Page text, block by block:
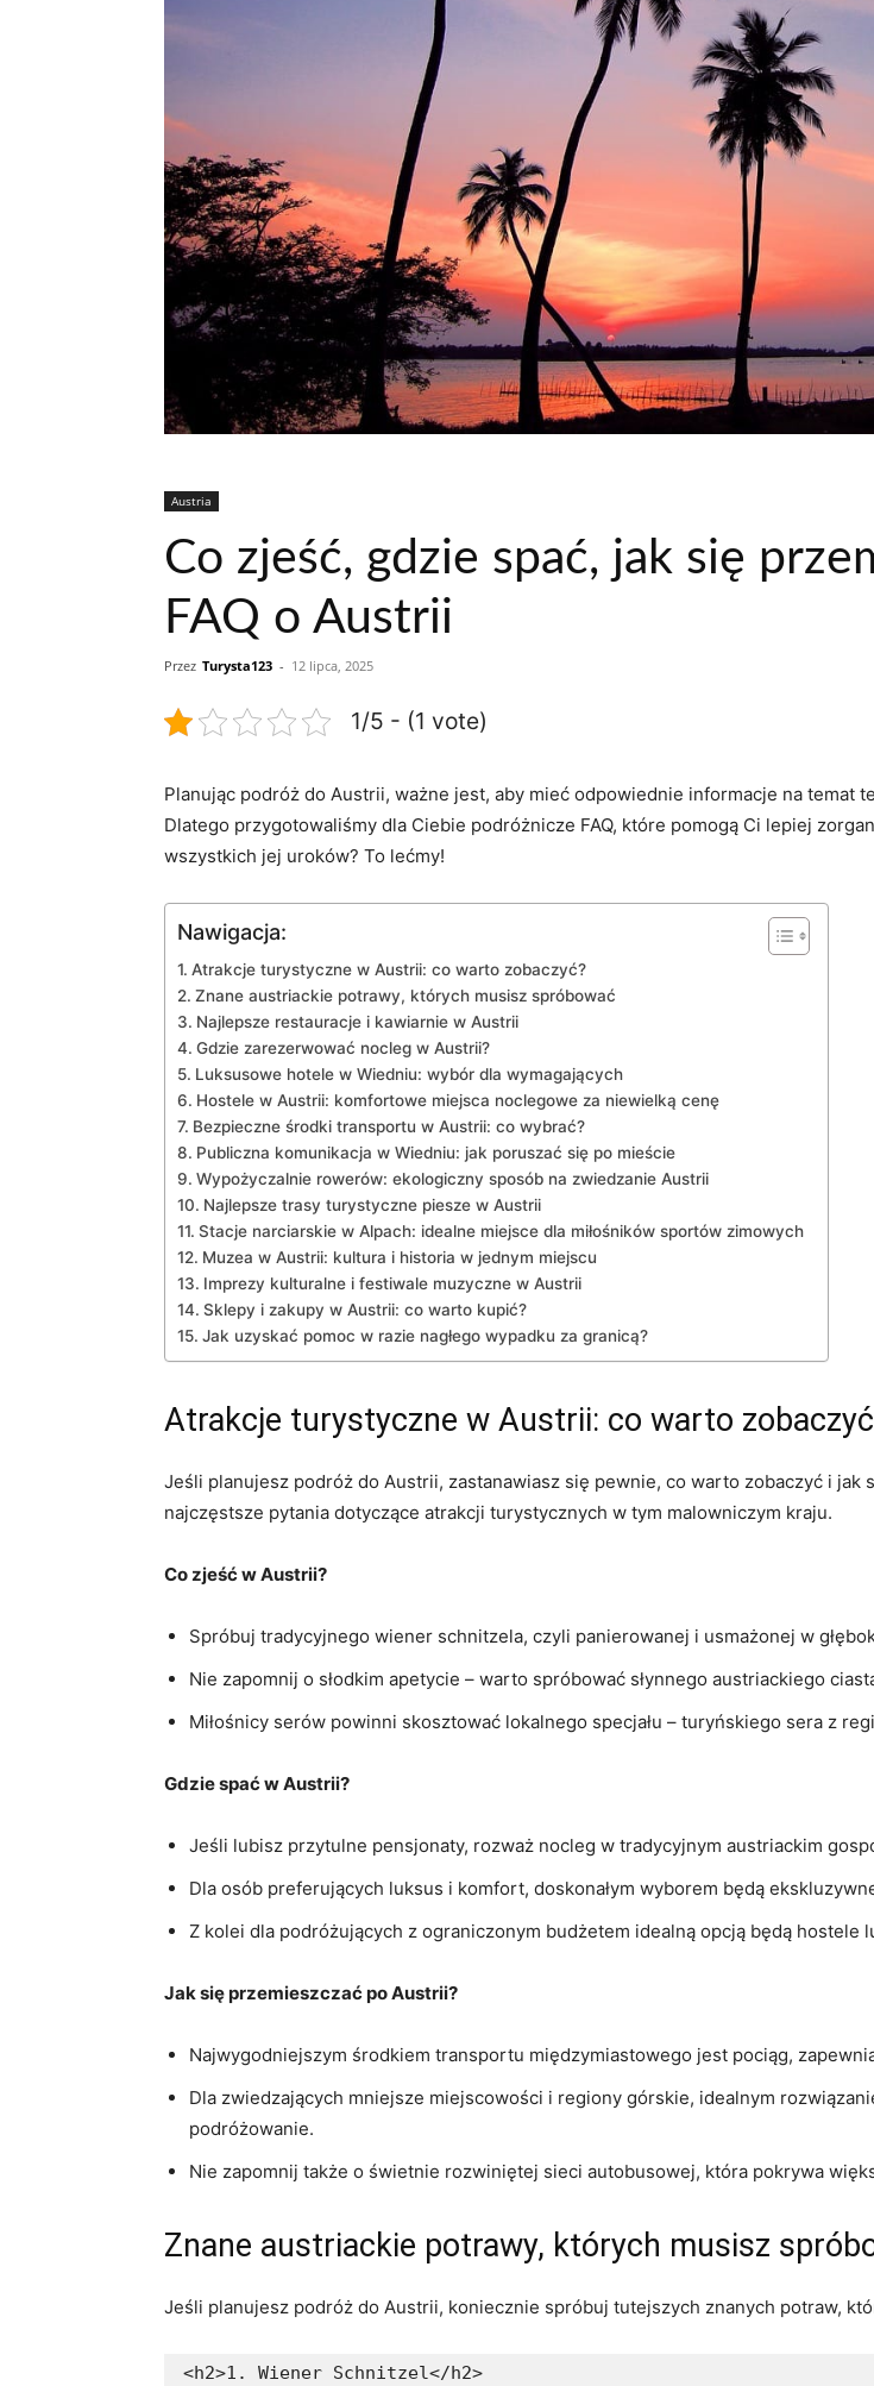
Austria
Co zjeść, gdzie spać, jak się
FAQ o Austrii
Przez Turysta123 - 12 lipca, 2025
1/5 - (1 vote)
Planując podróż do ‍Austrii, ważne jest, aby mieć odpowiednie informacje na temat
Dlatego ‍przygotowaliśmy dla Ciebie podróżnicze FAQ, które pomogą Ci lepiej
⁢wszystkich jej uroków? To lećmy!
Nawigacja:
Atrakcje turystyczne w Austrii: ⁣co warto zobaczyć?
Znane austriackie ⁤potrawy, których musisz spróbować
Najlepsze restauracje i kawiarnie w Austrii
Gdzie‍ zarezerwować nocleg w Austrii?
Luksusowe hotele w Wiedniu: ‌wybór dla wymagających
Hostele w Austrii: komfortowe miejsca noclegowe za niewielką cenę
Bezpieczne środki transportu w Austrii: co wybrać?
Publiczna komunikacja w Wiedniu: jak poruszać się po mieście
Wypożyczalnie rowerów: ekologiczny sposób na zwiedzanie Austrii
Najlepsze trasy turystyczne piesze w Austrii
Stacje narciarskie w Alpach: idealne miejsce dla miłośników sportów zimowych
Muzea w Austrii: kultura i historia w jednym miejscu
Imprezy kulturalne i festiwale muzyczne w Austrii
Sklepy i zakupy w Austrii: co warto kupić?
Jak uzyskać pomoc w razie nagłego wypadku​ za granicą?
Atrakcje turystyczne w Austrii: ⁣co warto
Jeśli⁣ planujesz podróż do Austrii, zastanawiasz się pewnie, co​ warto zobaczyć i‍ jak
najczęstsze pytania dotyczące​ atrakcji turystycznych w tym malowniczym kraju.
Co zjeść w Austrii?
Spróbuj tradycyjnego wiener schnitzela, czyli panierowanej i​ usmażonej w
Nie zapomnij o słodkim apetycie – warto spróbować słynnego austriackiego
Miłośnicy serów powinni skosztować ⁢lokalnego specjału – turyńskiego sera ‌z
Gdzie spać w Austrii?
Jeśli⁢ lubisz przytulne pensjonaty, rozważ nocleg w tradycyjnym⁤ austriackim
Dla osób preferujących luksus i komfort, doskonałym wyborem będą​
Z kolei dla podróżujących z ograniczonym budżetem​ idealną opcją będą hostele
Jak się przemieszczać po Austrii?
Najwygodniejszym środkiem transportu ⁣międzymiastowego jest pociąg,
Dla zwiedzających mniejsze miejscowości i regiony⁢ górskie,⁣ idealnym
podróżowanie.
Nie zapomnij także o świetnie rozwiniętej sieci autobusowej, która pokrywa
Znane austriackie ⁤potrawy, których musisz
Jeśli planujesz podróż do Austrii, ⁣koniecznie spróbuj tutejszych znanych potraw,
<h2>1. Wiener Schnitzel</h2>